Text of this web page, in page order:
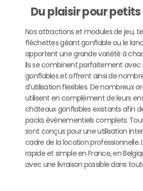
Du plaisir pour
Nos attractions et modules de jeu,
fléchettes géant gonflable ou le
apportent une grande variété à
Ils se combinent parfaitement avec
gonflables et offrent ainsi de
d’utilisation flexibles. De nombreux
utilisent en complément de leurs
châteaux gonflables existants afin
packs événementiels complets.
sont conçus pour une utilisation
cadre de la location professionnelle.
rapide et simple en France, en
avec une livraison possible dans